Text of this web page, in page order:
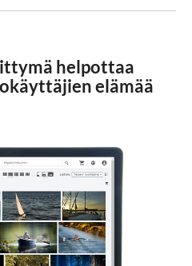
helpottaa
elämää